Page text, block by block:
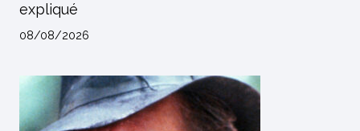
expliqué
08/08/2026